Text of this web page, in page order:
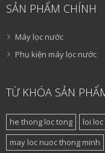
SẢN PHẨM CHÍNH
Máy lọc nước
Phụ kiện máy lọc nước
TỪ KHÓA SẢN
he thong loc tong loi loc
may loc nuoc thong minh